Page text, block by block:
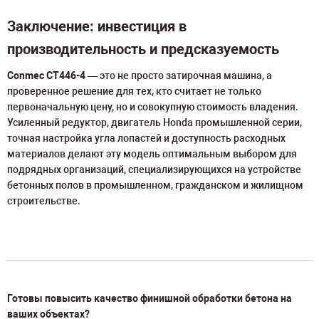
Заключение: инвестиция в
производительность и предсказуемость
Conmec CT446-4— это не просто затирочная машина, а
проверенное решение для тех, кто считает не только
первоначальную цену, но и совокупную стоимость владения.
Усиленный редуктор, двигатель Honda промышленной серии,
точная настройка угла лопастей и доступность расходных
материалов делают эту модель оптимальным выбором для
подрядных организаций, специализирующихся на устройстве
бетонных полов в промышленном, гражданском и жилищном
строительстве.
Готовы повысить качество финишной обработки бетона на
ваших объектах?